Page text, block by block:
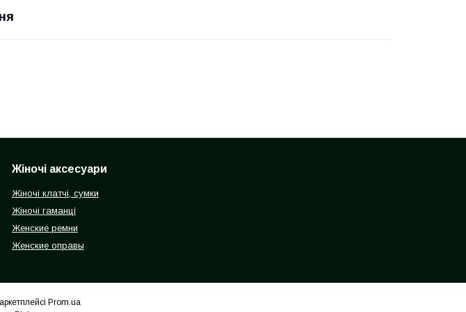
Жіночі аксесуари
Жіночі клатчі, сумки
Жіночі гаманці
Женские ремни
Женские оправы
Prom.ua